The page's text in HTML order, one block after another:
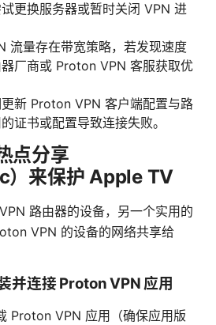
更换服务器或暂时关闭 VPN 进
流量存在带宽策略，若发现速度
厂商或 Proton VPN 客服获取优
新 Proton VPN 客户端配置与路
证书或配置导致连接失败。
点分享
）来保护 Apple TV
路由器的设备，另一个实用的
VPN 的设备的网络共享给
并连接 Proton VPN 应用
Proton VPN 应用（确保应用版